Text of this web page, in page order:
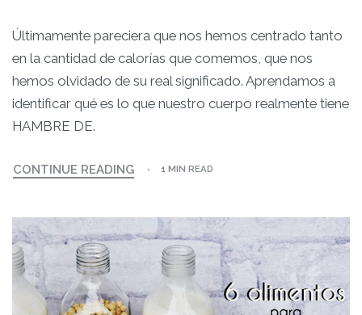
Últimamente pareciera que nos hemos centrado tanto
en la cantidad de calorías que comemos, que nos
hemos olvidado de su real significado. Aprendamos a
identificar qué es lo que nuestro cuerpo realmente tiene
HAMBRE DE.
CONTINUE READING 1 MIN READ